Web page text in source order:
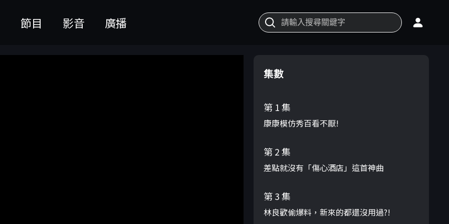
節目 影音 廣播
集數
第 1 集
康康模仿秀百看不厭!
第 2 集
差點就沒有「傷心酒店」這首神曲
第 3 集
林良歡偷爆料，新來的都還沒用過?!